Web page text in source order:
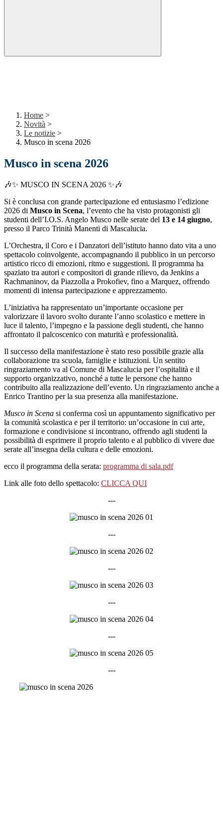
Home >
Novità >
Le notizie >
Musco in scena 2026
Musco in scena 2026
🎶✨ MUSCO IN SCENA 2026 ✨🎶
Si è conclusa con grande partecipazione ed entusiasmo l’edizione
2026 di Musco in Scena, l’evento che ha visto protagonisti gli
studenti dell’I.O.S. Angelo Musco nelle serate del 13 e 14 giugno,
presso il Parco Trinità Manenti di Mascalucia.
L’Orchestra, il Coro e i Danzatori dell’istituto hanno dato vita a uno
spettacolo coinvolgente, accompagnando il pubblico in un percorso
artistico ricco di emozioni, ritmo e suggestioni. Il programma ha
spaziato tra autori e compositori di grande rilievo, da Jenkins a
Rachmaninov, da Piazzolla a Prokofiev, fino a Marquez, offrendo
momenti di intensa partecipazione e apprezzamento.
L’iniziativa ha rappresentato un’importante occasione per
valorizzare il lavoro svolto durante l’anno scolastico e mettere in
luce il talento, l’impegno e la passione degli studenti, che hanno
affrontato il palcoscenico con maturità e professionalità.
Il successo della manifestazione è stato reso possibile grazie alla
collaborazione tra scuola, famiglie e istituzioni. Un sentito
ringraziamento va al Comune di Mascalucia per l’ospitalità e il
supporto organizzativo, nonché a tutte le persone che hanno
contribuito alla realizzazione dell’evento. Un ringraziamento anche a
Enrico Trantino per la sua presenza alla manifestazione.
Musco in Scena si conferma così un appuntamento significativo per
la comunità scolastica e per il territorio: un’occasione in cui arte,
formazione e condivisione si incontrano, offrendo agli studenti la
possibilità di esprimere il proprio talento e al pubblico di vivere due
serate all’insegna della cultura e delle emozioni.
ecco il programma della serata: programma di sala.pdf
Link alle foto dello spettacolo: CLICCA QUI
---
---
---
---
---
---